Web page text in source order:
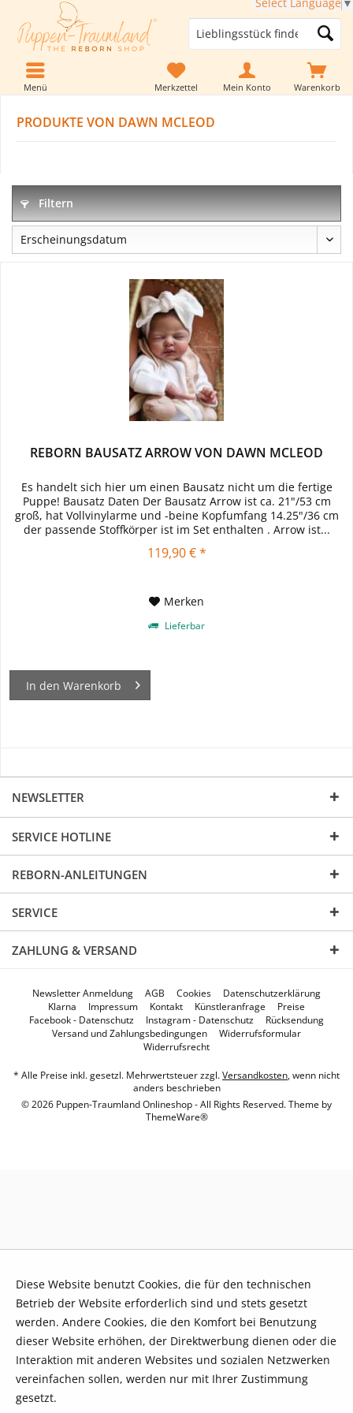
Warenkorb
Merkzettel Mein Konto
Menü
PRODUKTE VON DAWN MCLEOD
Filtern
REBORN BAUSATZ ARROW VON DAWN MCLEOD
Es handelt sich hier um einen Bausatz nicht um die fertige
Puppe! Bausatz Daten Der Bausatz Arrow ist ca. 21"/53 cm
groß, hat Vollvinylarme und -beine Kopfumfang 14.25"/36 cm
der passende Stoffkörper ist im Set enthalten . Arrow ist...
119,90 € *
Merken
Lieferbar
In den Warenkorb
NEWSLETTER
SERVICE HOTLINE
REBORN-ANLEITUNGEN
SERVICE
ZAHLUNG & VERSAND
Newsletter Anmeldung AGB Cookies
Datenschutzerklärung
Klarna
Impressum Kontakt Künstleranfrage
Preise
Facebook - Datenschutz
Instagram - Datenschutz
Rücksendung
Versand und Zahlungsbedingungen
Widerrufsformular
Widerrufsrecht
* Alle Preise inkl. gesetzl. Mehrwertsteuer zzgl.Versandkosten, wenn nicht
anders beschrieben
© 2026 Puppen-Traumland Onlineshop - All Rights Reserved. Theme by
ThemeWare®
Diese Website benutzt Cookies, die für den technischen
Betrieb der Website erforderlich sind und stets gesetzt
werden. Andere Cookies, die den Komfort bei Benutzung
dieser Website erhöhen, der Direktwerbung dienen oder die
Interaktion mit anderen Websites und sozialen Netzwerken
vereinfachen sollen, werden nur mit Ihrer Zustimmung
gesetzt.